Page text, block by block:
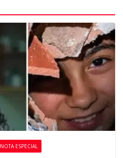
NOTA ESPECIAL